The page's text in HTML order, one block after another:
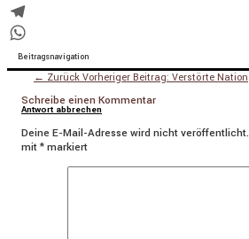
Messenger
Telegram
WhatsApp
Beitragsnavigation
← Zurück Vorheriger Beitrag: Verstörte Nation
Schreibe einen Kommentar
Antwort abbrechen
Deine E-Mail-Adresse wird nicht veröffentlicht.
mit*markiert